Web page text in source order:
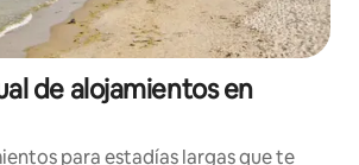
de alojamientos en
para estadías largas que te